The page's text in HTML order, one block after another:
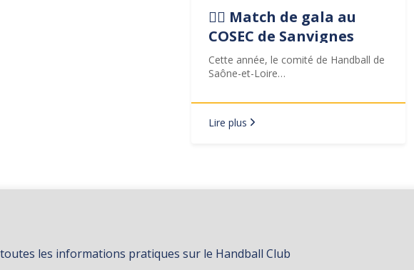
🤾‍♀️ Match de gala au
COSEC de Sanvignes
Cette année, le comité de Handball de
Saône-et-Loire…
Lire plus
les informations pratiques sur le Handball Club